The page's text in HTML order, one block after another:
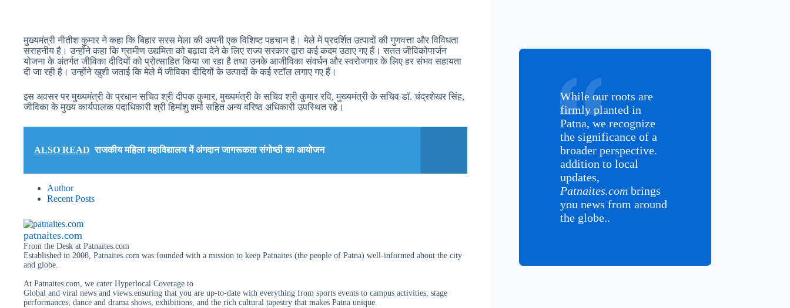
मुख्यमंत्री नीतीश कुमार ने कहा कि बिहार सरस मेला की अपनी एक विशिष्ट पहचान है। मेले में प्रदर्शित उत्पादों की गुणवत्ता और विविधता
सराहनीय है। उन्होंने कहा कि ग्रामीण उद्यमिता को बढ़ावा देने के लिए राज्य सरकार द्वारा कई कदम उठाए गए हैं। सतत जीविकोपार्जन
योजना के अंतर्गत जीविका दीदियों को प्रोत्साहित किया जा रहा है तथा उनके आजीविका संवर्धन और स्वरोजगार के लिए हर संभव सहायता
दी जा रही है। उन्होंने खुशी जताई कि मेले में जीविका दीदियों के उत्पादों के कई स्टॉल लगाए गए हैं।
इस अवसर पर मुख्यमंत्री के प्रधान सचिव श्री दीपक कुमार, मुख्यमंत्री के सचिव श्री कुमार रवि, मुख्यमंत्री के सचिव डॉ. चंद्रशेखर सिंह,
जीविका के मुख्य कार्यपालक पदाधिकारी श्री हिमांशु शर्मा सहित अन्य वरिष्ठ अधिकारी उपस्थित रहे।
ALSO READ राजकीय महिला महाविद्यालय में अंगदान जागरूकता संगोष्ठी का आयोजन
Author
Recent Posts
patnaites.com
From the Desk at Patnaites.com
Established in 2008, Patnaites.com was founded with a mission to keep Patnaites (the people of Patna) well-informed about the city
and globe.
At Patnaites.com, we cater Hyperlocal Coverage to
Global and viral news and views.ensuring that you are up-to-date with everything from sports events to campus activities, stage
performances, dance and drama shows, exhibitions, and the rich cultural tapestry that makes Patna unique.
While our roots are
firmly planted in
Patna, we recognize
the significance of a
broader perspective.
addition to local
updates,
Patnaites.com brings
you news from around
the globe..